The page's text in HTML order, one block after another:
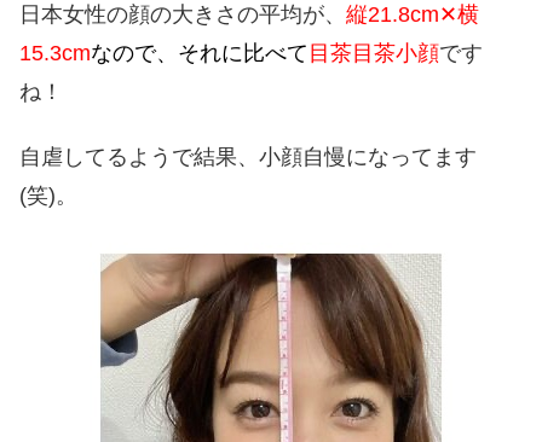
日本女性の顔の大きさの平均が、 縦21.8cm✕横
15.3cmなので、それに比べて 目茶目茶小顔です
ね！
自虐してるようで結果、小顔自慢になってます
(笑)。